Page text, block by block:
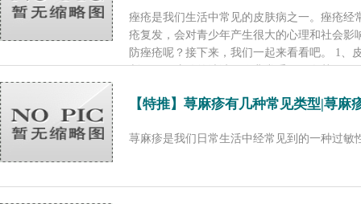
痤疮是我们生活中常见的皮肤病之一。痤疮经
疮复发，会对青少年产生很大的心理和社会影
防痤疮呢？接下来，我们一起来看看吧。 1、
刺，做好皮肤的清洁工作非常重要，尤其...[了
【特推】荨麻疹有几种常见类型|荨麻
荨麻疹是我们日常生活中经常见到的一种过敏